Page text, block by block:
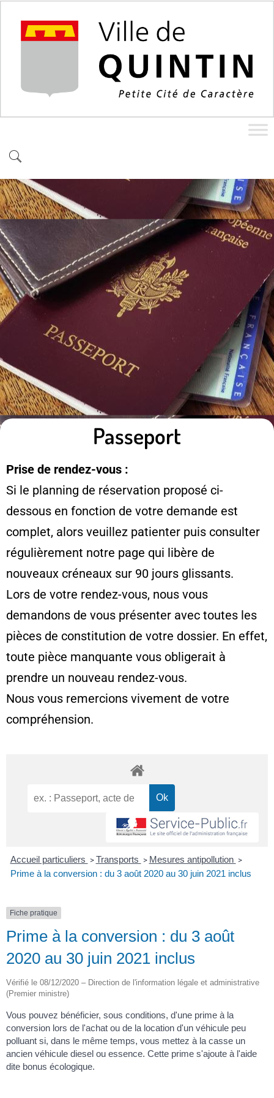
Passeport
Prise de rendez-vous :
Si le planning de réservation proposé ci-
dessous en fonction de votre demande est
complet, alors veuillez patienter puis consulter
régulièrement notre page qui libère de
nouveaux créneaux sur 90 jours glissants.
Lors de votre rendez-vous, nous vous
demandons de vous présenter avec toutes les
pièces de constitution de votre dossier. En effet,
toute pièce manquante vous obligerait à
prendre un nouveau rendez-vous.
Nous vous remercions vivement de votre
compréhension.
Accueil particuliers > Transports > Mesures antipollution >
Prime à la conversion : du 3 août 2020 au 30 juin 2021 inclus
Fiche pratique
Prime à la conversion : du 3 août
2020 au 30 juin 2021 inclus
Vérifié le 08/12/2020 – Direction de l'information légale et administrative
(Premier ministre)
Vous pouvez bénéficier, sous conditions, d'une prime à la
conversion lors de l'achat ou de la location d'un véhicule peu
polluant si, dans le même temps, vous mettez à la casse un
ancien véhicule diesel ou essence. Cette prime s'ajoute à l'aide
dite bonus écologique.